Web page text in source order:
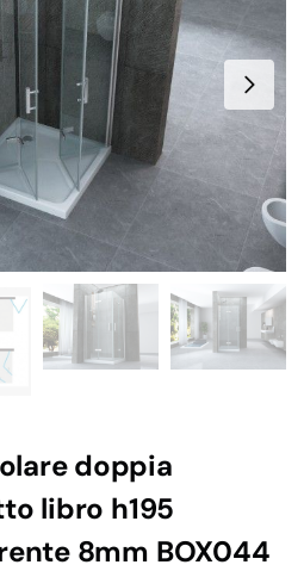
doppia
libro h195
8mm BOX044